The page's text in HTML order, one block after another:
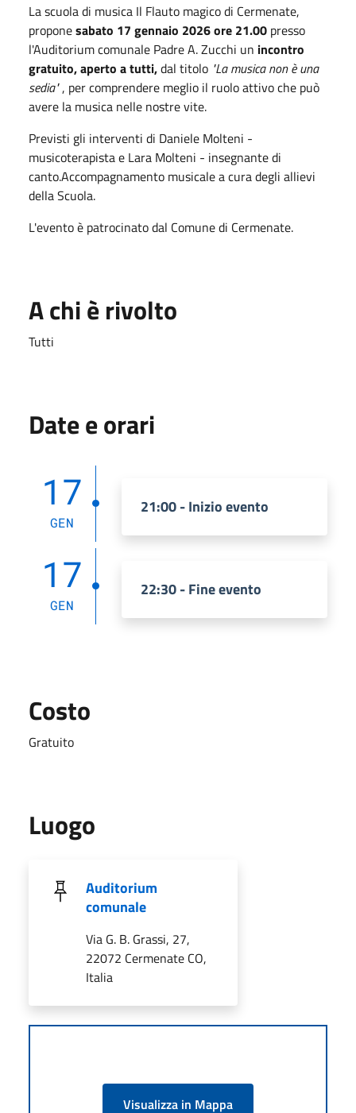
La scuola di musica Il Flauto magico di Cermenate,
proponesabato 17 gennaio 2026 ore 21.00 presso
l'Auditorium comunale Padre A. Zucchi un incontro
gratuito, aperto a tutti,dal titolo "La musica non è una
sedia", per comprendere meglio il ruolo attivo che può
avere la musica nelle nostre vite.
Previsti gli interventi di Daniele Molteni -
musicoterapista e Lara Molteni - insegnante di
canto.Accompagnamento musicale a cura degli allievi
della Scuola.
L'evento è patrocinato dal Comune di Cermenate.
A chi è rivolto
Tutti
Date e orari
17
GEN
21:00 - Inizio evento
17
GEN
22:30 - Fine evento
Costo
Gratuito
Luogo
Auditorium
comunale
Via G. B. Grassi, 27,
22072 Cermenate CO,
Italia
Visualizza in Mappa